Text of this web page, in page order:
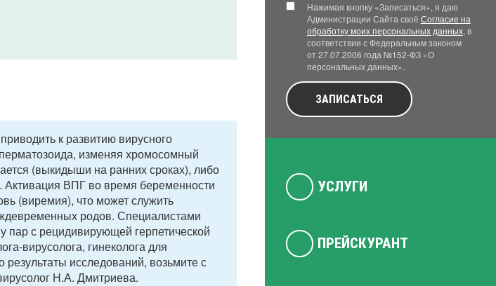
к развитию вирусного
изменяя хромосомный
(выкидыши на ранних сроках), либо
Активация ВПГ во время беременности
(виремия), что может служить
родов. Специалистами
пар с рецидивирующей герпетической
вирусолога, гинеколога для
исследований, возьмите с
Н.А. Дмитриева.
Нажимая кнопку «Записаться», я даю
Администрации Сайта своё Согласие на
обработку моих персональных данных, в
соответствии с Федеральным законом
от 27.07.2006 года №152-ФЗ «О
персональных данных».
ЗАПИСАТЬСЯ
УСЛУГИ
ПРЕЙСКУРАНТ